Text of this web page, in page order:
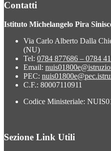
Contatti
Istituto Michelangelo Pira
Via Carlo Alberto Dalla
(NU)
Tel: 0784 877686 – 0784
Email:
PEC:
C.F.: 80007110911
Codice Ministeriale:
Sezione Link Utili